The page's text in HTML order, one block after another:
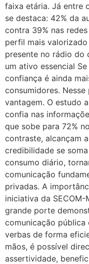
faixa etária. Já entre
se destaca: 42% da
contra 39% nas
perfil mais
presente no rádio do
um ativo essencial
confiança é ainda
consumidores.
vantagem. O estudo
confia nas
que sobe para 72%
contraste, alcançam
credibilidade se
consumo diário,
comunicação
privadas. A
iniciativa da
grande porte
comunicação
verbas de forma
mãos, é possível
assertividade,